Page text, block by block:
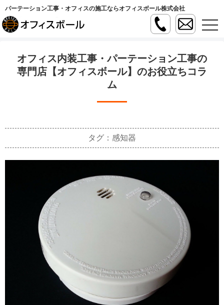
パーテーション工事・オフィスの施工ならオフィスボール株式会社
t
o
o
オフィス内装工事・パーテーション工事の
専門店【オフィスボール】のお役立ちコラ
ム
タグ：感知器